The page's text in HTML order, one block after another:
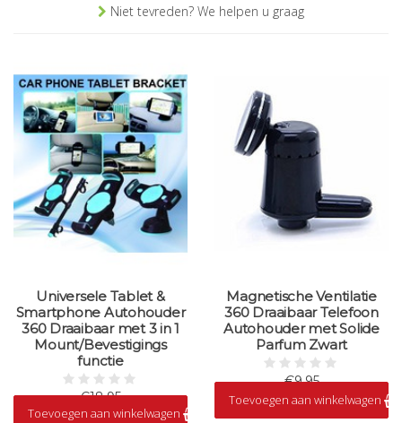
Niet tevreden? We helpen u graag
Universele Tablet &
Smartphone Autohouder
360 Draaibaar met 3 in 1
Mount/Bevestigings
functie
€18,95
Op voorraad
Toevoegen aan winkelwagen
Magnetische Ventilatie
360 Draaibaar Telefoon
Autohouder met Solide
Parfum Zwart
€9,95
Op voorraad
Toevoegen aan winkelwagen